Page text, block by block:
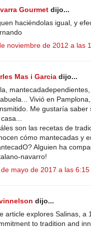
Gourmet dijo...
haciéndolas igual, y
noviembre de 2012 a las
Mas i Garcia dijo...
Vivió en
Me gustaría saber
son las recetas de
cómo mantecadas y
Alguien ha
navarro!
de mayo de 2017 a las 6:15
dijo...
article explores Salinas, a
to tradition and